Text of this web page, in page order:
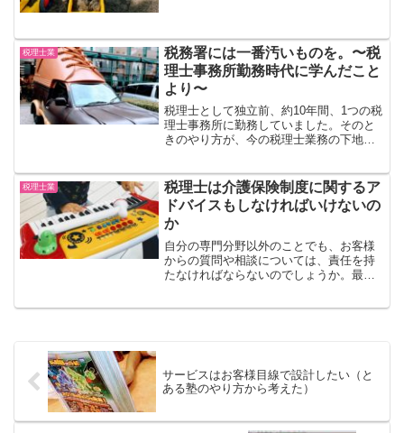
えしました。その方は、顧...
税理士業
税務署には一番汚いものを。〜税
理士事務所勤務時代に学んだこと
より〜
税理士として独立前、約10年間、1つの税
理士事務所に勤務していました。そのと
きのやり方が、今の税理士業務の下地
す電子申告が普及する前、確定申告書は
紙で提出していました。...
税理士業
税理士は介護保険制度に関するア
ドバイスもしなければいけないの
か
自分の専門分野以外のことでも、お客様
からの質問や相談については、責任を持
たなければならないのでしょうか。最初
サービスはお客様目線で設計したい（と
ある塾のやり方から考えた）